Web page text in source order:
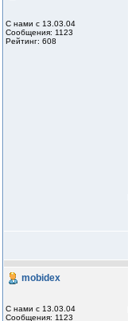
С нами с 13.03.04
Сообщения: 1123
Рейтинг: 608
mobidex
С нами с 13.03.04
Сообщения: 1123